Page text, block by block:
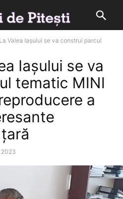
Valea Iașului se va construi parcul
Iașului se va
tematic MINI
a
2023